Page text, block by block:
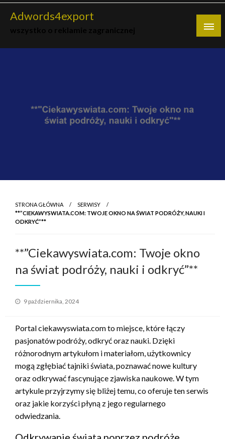
Skip
Adwords4export
STRONA GŁÓWNA
SERWISY
**”CIEKAWYSWIATA.COM: TWOJE OKNO NA ŚWIAT PODRÓŻY, NAUKI I
ODKRYĆ”**
**”Ciekawyswiata.com: Twoje okno
na świat podróży, nauki i odkryć”**
Opublikowane
9 października, 2024
Portal ciekawyswiata.com to miejsce, które łączy
pasjonatów podróży, odkryć oraz nauki. Dzięki
różnorodnym artykułom i materiałom, użytkownicy
mogą zgłębiać tajniki świata, poznawać nowe kultury
oraz odkrywać fascynujące zjawiska naukowe. W tym
artykule przyjrzymy się bliżej temu, co oferuje ten serwis
oraz jakie korzyści płyną z jego regularnego
odwiedzania.